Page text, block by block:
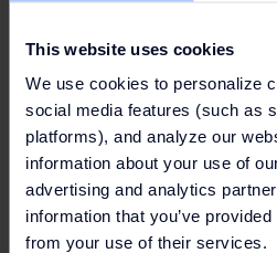
This website uses cookies
We use cookies to personalize
social media features (such as
platforms), and analyze our
information about your use of
advertising and analytics
information that you’ve
from your use of their services.
Leiter/in der
Abschlussbericht erstellt.
Sobald der Bericht
über das Ergebnis der
Unter normalen Umständen
bemüht, die Untersuchung
innerhalb von 3 Monaten
komplexen Sachverhalten